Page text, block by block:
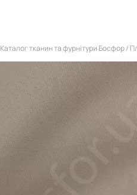
Каталог тканин та фурнітури Босфор